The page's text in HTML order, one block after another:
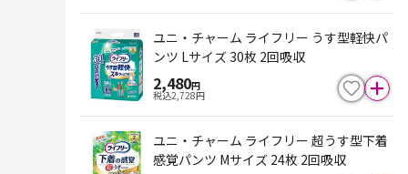
ユニ・チャーム ライフリー うす型軽快パ
ンツ Lサイズ 30枚 2回吸収
2,480円
税込2,728円
ユニ・チャーム ライフリー 超うす型下着
感覚パンツ Mサイズ 24枚 2回吸収